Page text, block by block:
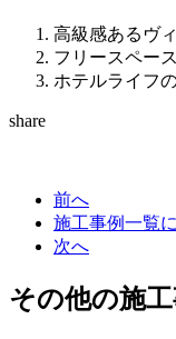
高級感あるヴ
フリースペー
ホテルライフ
share
前へ
施工事例一覧
次へ
その他の施工